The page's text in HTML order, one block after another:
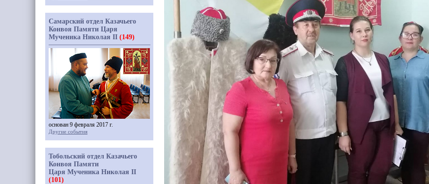
Самарский отдел Казачьего
Конвоя Памяти Царя
Мученика Николая II (149)
основан 9 февраля 2017 г.
Другие события
Тобольский отдел Казачьего
Конвоя Памяти
Царя Мученика Николая II
(101)